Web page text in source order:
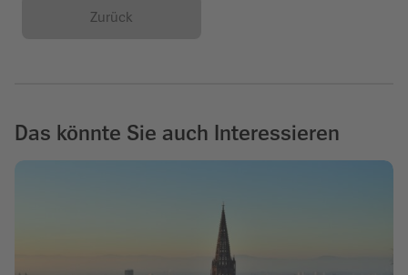
Zurück
Das könnte Sie auch Interessieren